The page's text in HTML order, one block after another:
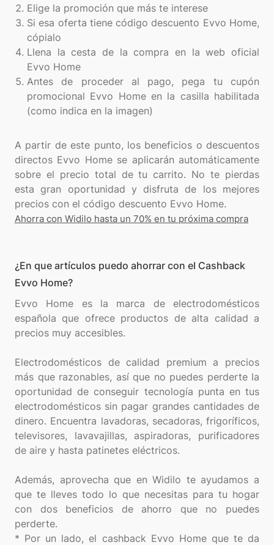
Elige la promoción que más te interese
Si esa oferta tiene código descuento Evvo Home,
cópialo
Llena la cesta de la compra en la web oficial
Evvo Home
Antes de proceder al pago, pega tu cupón
promocional Evvo Home en la casilla habilitada
(como indica en la imagen)
A partir de este punto, los beneficios o descuentos
directos Evvo Home se aplicarán automáticamente
sobre el precio total de tu carrito. No te pierdas
esta gran oportunidad y disfruta de los mejores
Ahorra con Widilo hasta un 70% en tu próxima compra
¿En que artículos puedo ahorrar con el Cashback
Evvo Home?
Evvo Home es la marca de electrodomésticos
española que ofrece productos de alta calidad a
precios muy accesibles.
Electrodomésticos de calidad premium a precios
más que razonables, así que no puedes perderte la
oportunidad de conseguir tecnología punta en tus
electrodomésticos sin pagar grandes cantidades de
dinero. Encuentra lavadoras, secadoras, frigoríficos,
televisores, lavavajillas, aspiradoras, purificadores
de aire y hasta patinetes eléctricos.
Además, aprovecha que en Widilo te ayudamos a
que te lleves todo lo que necesitas para tu hogar
con dos beneficios de ahorro que no puedes
perderte.
* Por un lado, el cashback Evvo Home que te da